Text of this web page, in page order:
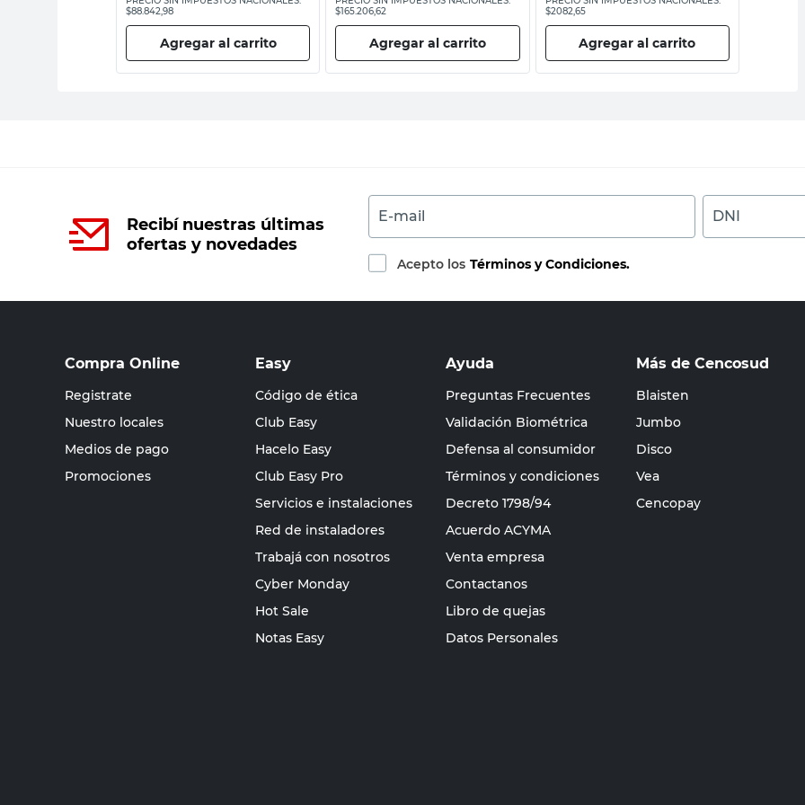
$88.842,98
Agregar al carrito
$165.206,62
Agregar al carrito
$2082,65
Agregar al carrito
Recibí nuestras últimas
ofertas y novedades
E-mail DNI
Acepto los Términos y Condiciones.
Compra Online
Registrate
Nuestro locales
Medios de pago
Promociones
Easy
Código de ética
Club Easy
Hacelo Easy
Club Easy Pro
Servicios e instalaciones
Red de instaladores
Trabajá con nosotros
Cyber Monday
Hot Sale
Notas Easy
Ayuda
Preguntas Frecuentes
Validación Biométrica
Defensa al consumidor
Términos y condiciones
Decreto 1798/94
Acuerdo ACYMA
Venta empresa
Contactanos
Libro de quejas
Datos Personales
Más de Cencosud
Blaisten
Jumbo
Disco
Vea
Cencopay